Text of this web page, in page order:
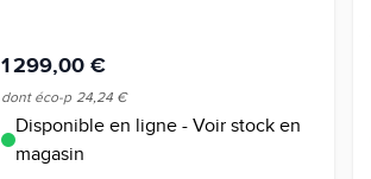
1 299,00 €
dont éco-p 24,24 €
Disponible en ligne - Voir stock en
magasin